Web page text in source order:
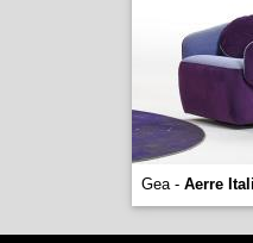
Gea - Aerre